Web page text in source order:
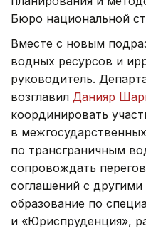
Бюро национальной
Вместе с новым
водных ресурсов и
руководитель.
возглавил Данияр
координировать
в
по трансграничным
сопровождать
соглашений с
образование по
и «Юриспруденция»,